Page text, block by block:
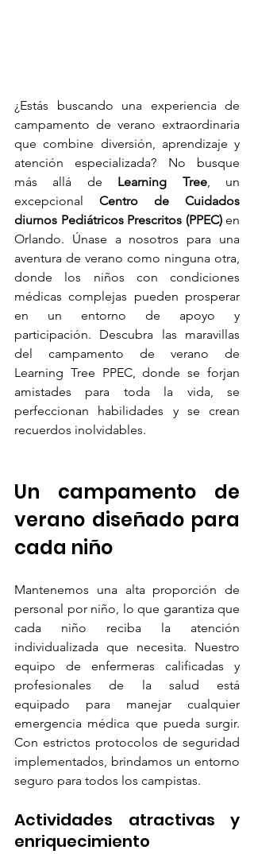
¿Estás buscando una experiencia de
campamento de verano extraordinaria
que combine diversión, aprendizaje y
atención especializada? No busque
más allá de Learning Tree, un
excepcional Centro de Cuidados
diurnos Pediátricos Prescritos (PPEC) en
Orlando. Únase a nosotros para una
aventura de verano como ninguna otra,
donde los niños con condiciones
médicas complejas pueden prosperar
en un entorno de apoyo y
participación. Descubra las maravillas
del campamento de verano de
Learning Tree PPEC, donde se forjan
amistades para toda la vida, se
perfeccionan habilidades y se crean
recuerdos inolvidables.
Un campamento de
verano diseñado para
cada niño
Mantenemos una alta proporción de
personal por niño, lo que garantiza que
cada niño reciba la atención
individualizada que necesita. Nuestro
equipo de enfermeras calificadas y
profesionales de la salud está
equipado para manejar cualquier
emergencia médica que pueda surgir.
Con estrictos protocolos de seguridad
implementados, brindamos un entorno
seguro para todos los campistas.
Actividades atractivas y
enriquecimiento